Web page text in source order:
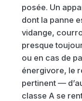
posée. Un
dont la panne
vidange,
presque
ou en cas de
énergivore, le
pertinent —
classe A se